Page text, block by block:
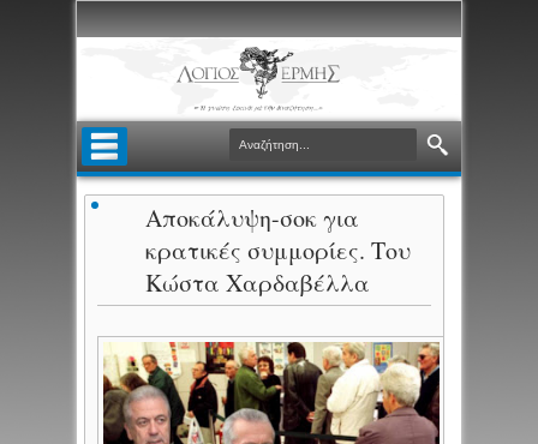
Αποκάλυψη-σοκ για
κρατικές συμμορίες. Του
Κώστα Χαρδαβέλλα